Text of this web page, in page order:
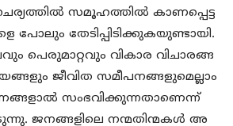
സമൂഹത്തിൽ കാണപ്പെട്ട
പോലും തേടിപ്പിടിക്കുകയുണ്ടായി.
പെരുമാറ്റവും വികാര വിചാരങ്ങ
ജീവിത സമീപനങ്ങളുമെല്ലാം
സംഭവിക്കുന്നതാണെന്ന്
ജനങ്ങളിലെ നന്മതിന്മകൾ അ